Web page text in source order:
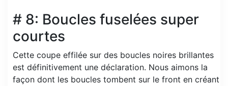
# 8: Boucles fuselées super
courtes
Cette coupe effilée sur des boucles noires brillantes
est définitivement une déclaration. Nous aimons la
façon dont les boucles tombent sur le front en créant